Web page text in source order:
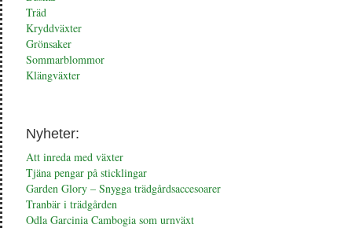
Träd
Kryddväxter
Grönsaker
Sommarblommor
Klängväxter
Nyheter:
Att inreda med växter
Tjäna pengar på sticklingar
Garden Glory – Snygga trädgårdsaccesoarer
Tranbär i trädgården
Odla Garcinia Cambogia som urnväxt